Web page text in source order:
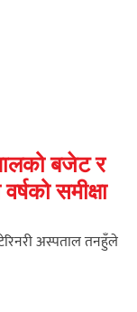
बजेट र
समीक्षा
अस्पताल तनहुँले